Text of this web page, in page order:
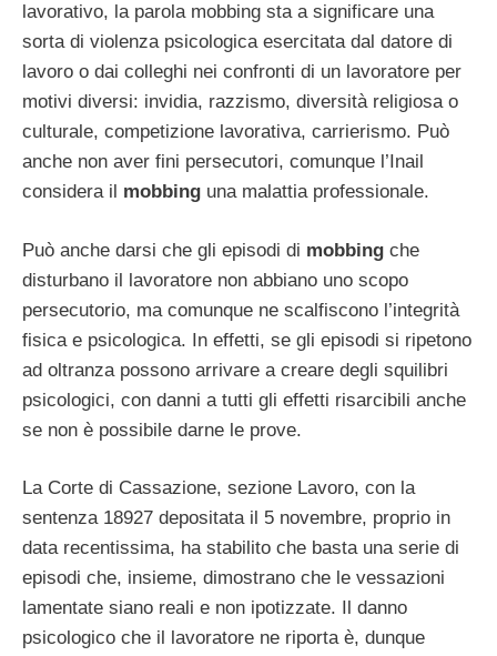
lavorativo, la parola mobbing sta a significare una
sorta di violenza psicologica esercitata dal datore di
lavoro o dai colleghi nei confronti di un lavoratore per
motivi diversi: invidia, razzismo, diversità religiosa o
culturale, competizione lavorativa, carrierismo. Può
anche non aver fini persecutori, comunque l’Inail
considera il mobbing una malattia professionale.
Può anche darsi che gli episodi di mobbing che
disturbano il lavoratore non abbiano uno scopo
persecutorio, ma comunque ne scalfiscono l’integrità
fisica e psicologica. In effetti, se gli episodi si ripetono
ad oltranza possono arrivare a creare degli squilibri
psicologici, con danni a tutti gli effetti risarcibili anche
se non è possibile darne le prove.
La Corte di Cassazione, sezione Lavoro, con la
sentenza 18927 depositata il 5 novembre, proprio in
data recentissima, ha stabilito che basta una serie di
episodi che, insieme, dimostrano che le vessazioni
lamentate siano reali e non ipotizzate. Il danno
psicologico che il lavoratore ne riporta è, dunque